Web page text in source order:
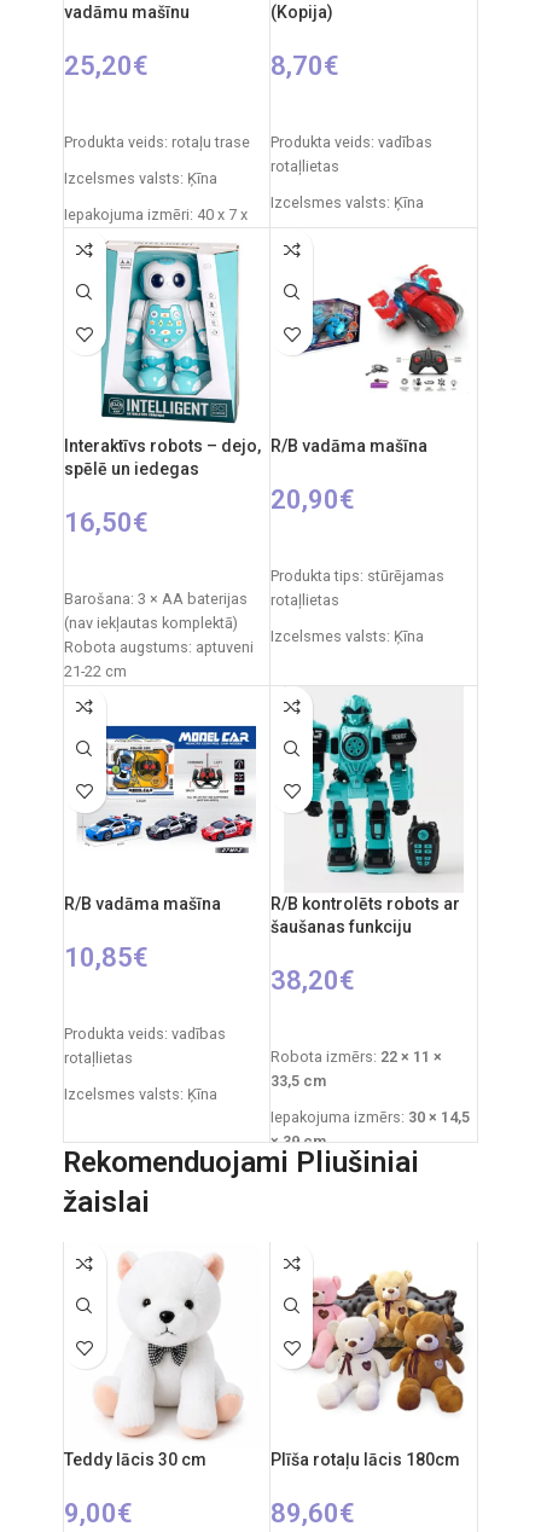
vadāmu mašīnu
25,20€
Produkta veids: rotaļu trase
Izcelsmes valsts: Ķīna
Iepakojuma izmēri: 40 x 7 x
34 cm
Daļu skaits: 19
Produkta materiāls:
plastmasa (PVC)
Ieteicamais vecums: 5 gadi
un vecāki
komplektā).
(Kopija)
8,70€
Produkta veids: vadības
rotaļlietas
Izcelsmes valsts: Ķīna
25 cm
Automašīnas izmēri: 20 x 9
Ieteicamais vecums: no 3
2xAA tālvadības pults + 4xAA
Interaktīvs robots – dejo,
spēlē un iedegas
16,50€
Barošana: 3 × AA baterijas
(nav iekļautas komplektā)
Robota augstums: aptuveni
21-22 cm
Iepakojuma izmēri: 21 × 9,5 ×
28 cm
Iepakojuma svars: 0,6 kg
Materiāls: plastmasa
Ieteicamais vecums: no 3
gadiem
Izcelsmes valsts: Ķīna
R/B vadāma mašīna
20,90€
Produkta tips: stūrējamas
rotaļlietas
Izcelsmes valsts: Ķīna
18 cm
Frekvence: 2.4GHz
Tālvadības pults: 2xAAA
baterijas
RC auto akumulators: 3.7V
Ieteicamais vecums: no 6
R/B vadāma mašīna
10,85€
Produkta veids: vadības
rotaļlietas
Izcelsmes valsts: Ķīna
25 cm
Automašīnas izmēri: 18 x 8 x
6 cm
Ieteicamais vecums: no 6
gadiem
Nepieciešamie elementi:
2xAA tālvadības pults + 3xAA
automašīnai.
R/B kontrolēts robots ar
šaušanas funkciju
38,20€
Robota izmērs: 22 × 11 ×
33,5 cm
Iepakojuma izmērs: 30 × 14,5
× 39 cm
Iepakojuma svars:1,5 kg
vadības panelis, ~10 kārtridži
Ieteicamais vecums:no 3
gadiem
Izcelsmes valsts: Ķīna
Rekomenduojami Pliušiniai
žaislai
Teddy lācis 30 cm
9,00€
Plīša rotaļu lācis 180cm
89,60€